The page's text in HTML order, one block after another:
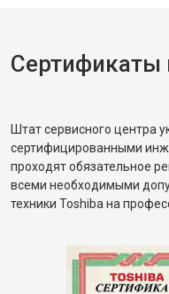
Сертификаты
Штат сервисного центра
сертифицированными
проходят обязательное
всеми необходимыми
техники Toshiba на